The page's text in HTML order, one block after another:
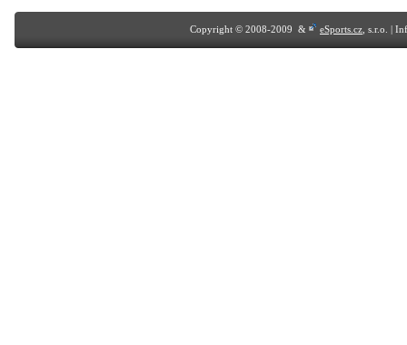
Copyright © 2008-2009 & eSports.cz , s.r.o. |